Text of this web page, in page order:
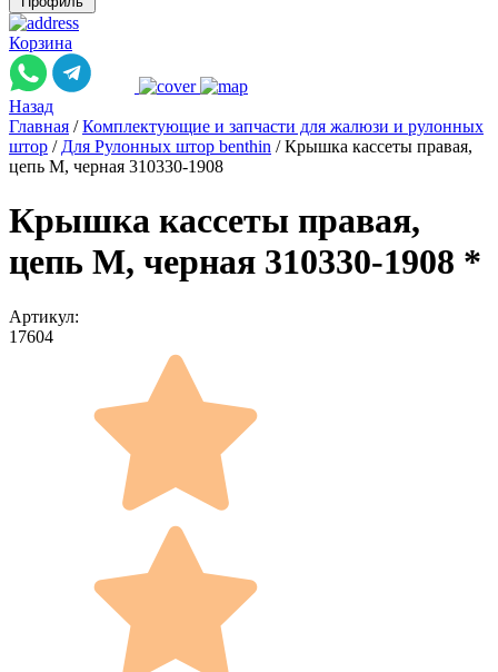
Корзина
Назад
Главная / Комплектующие и запчасти для жалюзи и рулонных
штор / Для Рулонных штор benthin / Крышка кассеты правая,
цепь M, черная 310330-1908
Крышка кассеты правая,
цепь M, черная 310330-1908 *
Артикул:
17604